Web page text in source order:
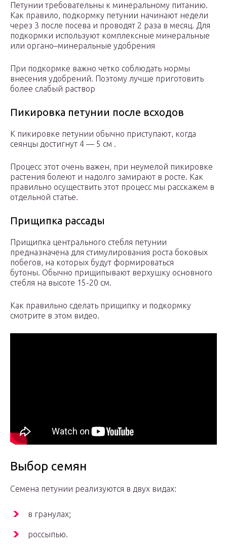
Петунии требовательны к минеральному питанию.
Как правило, подкормку петунии начинают недели
через 3 после посева и проводят 2 раза в месяц. Для
подкормки используют комплексные минеральные
или органо–минеральные удобрения
При подкормке важно четко соблюдать нормы
внесения удобрений. Поэтому лучше приготовить
более слабый раствор
Пикировка петунии после всходов
К пикировке петунии обычно приступают, когда
сеянцы достигнут 4 — 5 см .
Процесс этот очень важен, при неумелой пикировке
растения болеют и надолго замирают в росте. Как
правильно осуществить этот процесс мы расскажем в
отдельной статье.
Прищипка рассады
Прищипка центрального стебля петунии
предназначена для стимулирования роста боковых
побегов, на которых будут формироваться
бутоны. Обычно прищипывают верхушку основного
стебля на высоте 15-20 см.
Как правильно сделать прищипку и подкормку
смотрите в этом видео.
Выбор семян
Семена петунии реализуются в двух видах:
в гранулах;
россыпью.